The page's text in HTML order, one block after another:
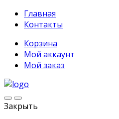
Главная
Контакты
Корзина
Мой аккаунт
Мой заказ
Закрыть